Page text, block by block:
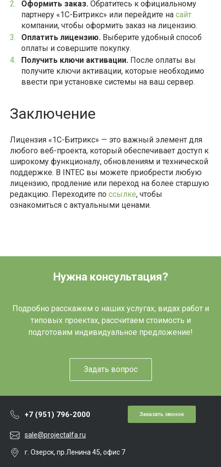
Оформить заказ.Обратитесь к официальному
партнеру «1С-Битрикс» или перейдите на сайт
компании, чтобы оформить заказ на лицензию.
Оплатить лицензию.Выберите удобный способ
оплаты и совершите покупку.
Получить ключи активации.После оплаты вы
получите ключи активации, которые необходимо
ввести при установке системы на ваш сервер.
Заключение
Лицензия «1С-Битрикс» — это важный элемент для
любого веб-проекта, который обеспечивает доступ к
широкому функционалу, обновлениям и технической
поддержке. В INTEC вы можете приобрести любую
лицензию, продление или переход на более старшую
редакцию. Переходите по ссылке, чтобы
ознакомиться с актуальными ценами.
Нужна консультация?
Подробно расскажем о наших услугах, видах работ и
типовых проектах, рассчитаем стоимость и
подготовим индивидуальное предложение!
Задать вопрос
+7 (951) 796-2000 Заказать звонок
sale@projectalfa.ru
г. Озерск, пр.Ленина 45, офис 7